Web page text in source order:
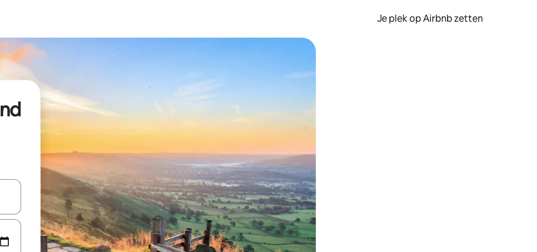
Je plek op Airbnb zetten
een keuze met je de pijltjestoetsen omhoog en omlaag, óf door te tikken of swipen.